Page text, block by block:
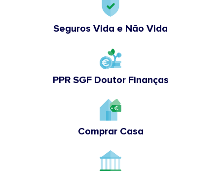
Seguros Vida e Não Vida
PPR SGF Doutor Finanças
Comprar Casa